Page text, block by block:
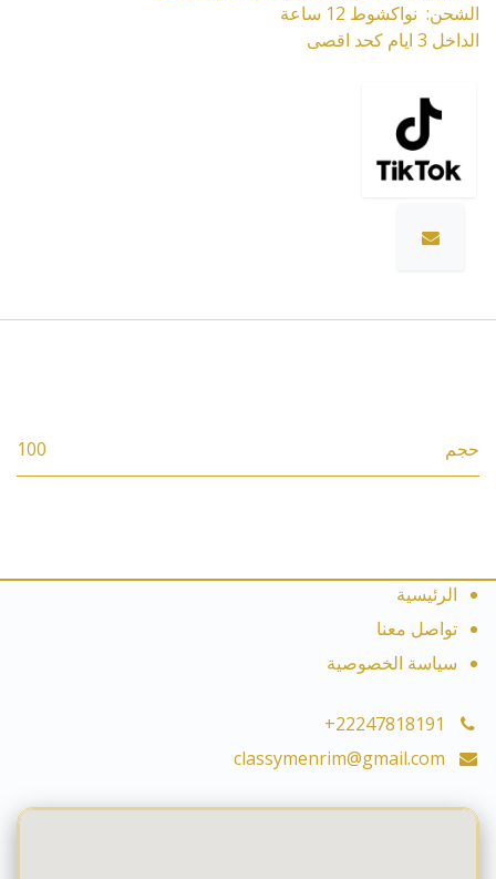
الشحن: نواكشوط 12 ساعة
الداخل 3 ايام كحد اقصى
حجم 100
الرئيسية
تواصل معنا
سياسة الخصوصية
+22247818191
classymenrim@gmail.com